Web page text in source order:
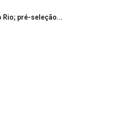
Rio; pré-seleção...